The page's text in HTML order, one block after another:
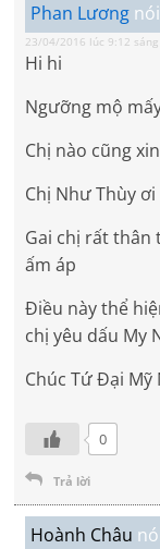
Phan Lương
23/04/2016 lúc 9:12 sáng
Hi hi
Ngưỡng mộ
Chị nào cũng
Chị Như Thùy
Gai chị rất thân
ấm áp
Điều này thể
chị yêu dấu My
Chúc Tứ Đại
0
Trả lời
Hoành Châu